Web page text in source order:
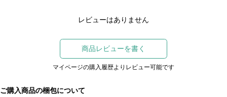
レビューはありません
商品レビューを書く
マイページの購入履歴よりレビュー可能です
ご購入商品の梱包について